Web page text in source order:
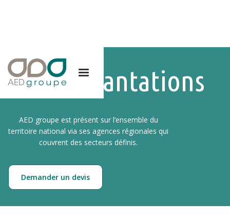
Nos implantations
AED groupe est présent sur l’ensemble du
territoire national via ses agences régionales qui
couvrent des secteurs définis.
Demander un devis